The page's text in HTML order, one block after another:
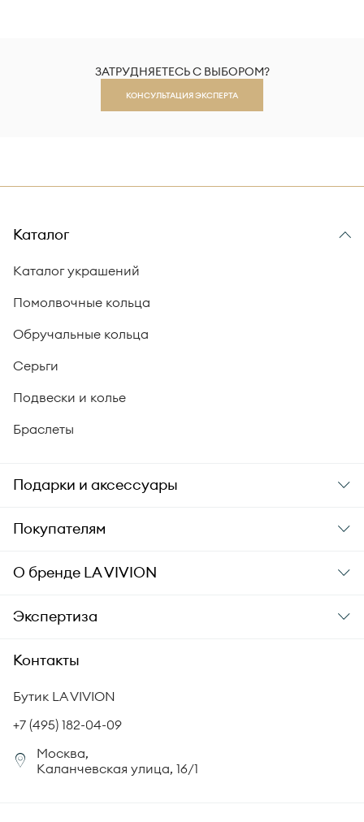
ЗАТРУДНЯЕТЕСЬ С ВЫБОРОМ?
КОНСУЛЬТАЦИЯ ЭКСПЕРТА
Каталог
Каталог украшений
Помолвочные кольца
Обручальные кольца
Серьги
Подвески и колье
Браслеты
Подарки и аксессуары
Подарки
Уход за украшениями
Аксессуары
Покупателям
Заказ и оплата
Гарантия подлинности
Комплект документов
Политика возврата
Сертификация бриллиантов
Юридическая информация
О бренде LA VIVION
О компании
СМИ о нас
Корпоративный портал
Экспертиза
Академия LA VIVION
Статьи
Контакты
Бутик LA VIVION
+7 (495) 182-04-09
Москва,
Каланчевская улица, 16/1